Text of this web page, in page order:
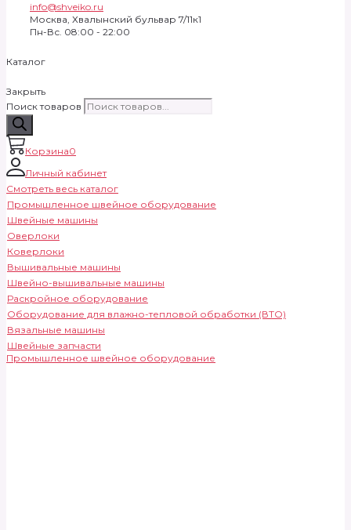
info@shveiko.ru
Москва, Хвалынский бульвар 7/11к1
Пн-Вс. 08:00 - 22:00
Каталог
Закрыть
Поиск товаров
Корзина0
Личный кабинет
Смотреть весь каталог
Промышленное швейное оборудование
Швейные машины
Оверлоки
Коверлоки
Вышивальные машины
Швейно-вышивальные машины
Раскройное оборудование
Оборудование для влажно-тепловой обработки (ВТО)
Вязальные машины
Швейные запчасти
Промышленное швейное оборудование